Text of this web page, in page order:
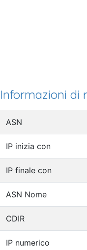
Informazioni di
ASN
IP inizia con
IP finale con
ASN Nome
CDIR
IP numerico